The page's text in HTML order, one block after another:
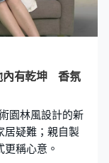
內有乾坤 香氛
園林風設計的新
居疑難；親自製
稱心意。